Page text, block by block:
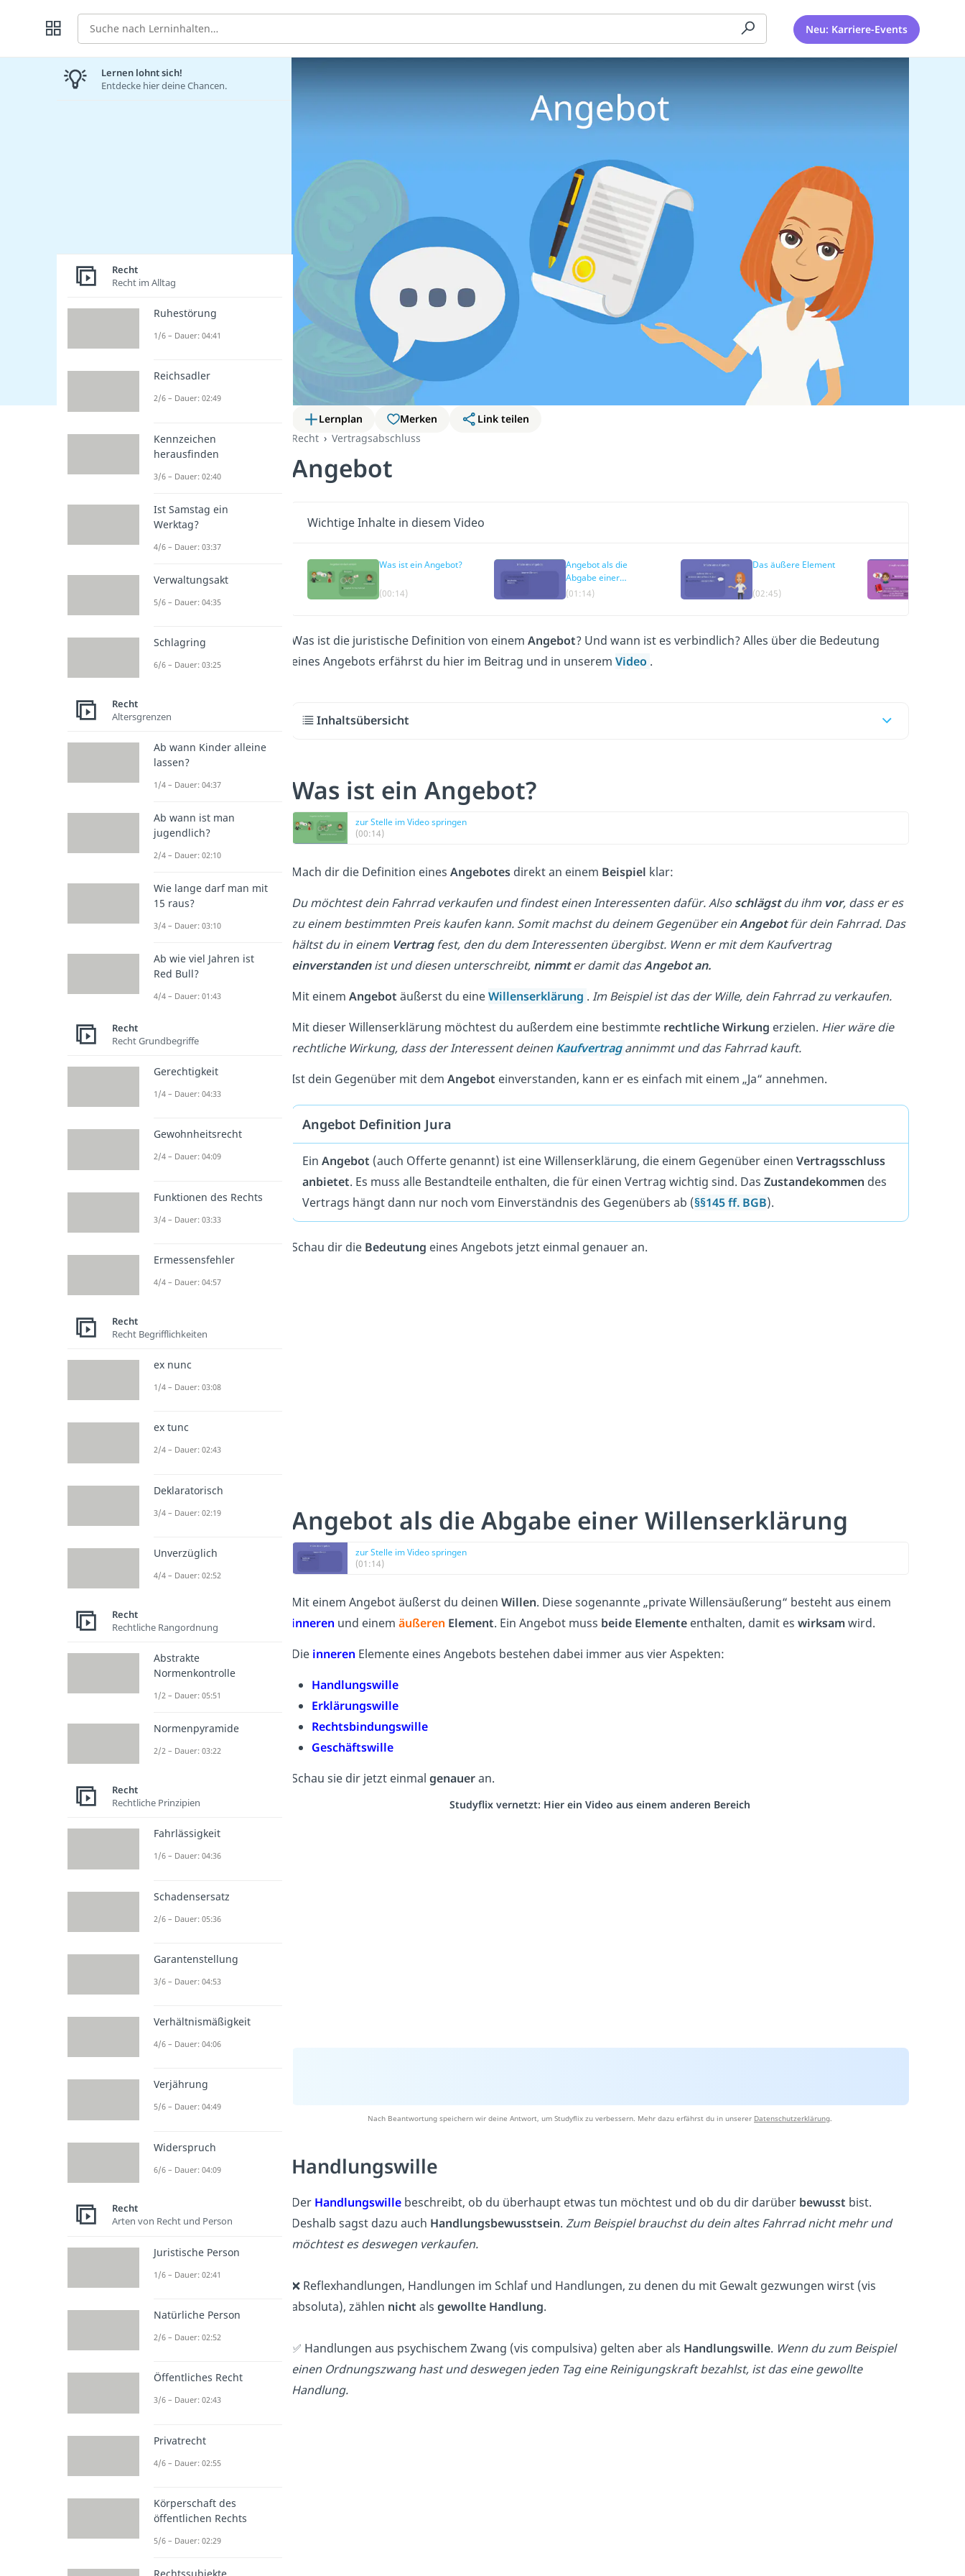
Suche Neu: Karriere-Events
Lernplan Merken
Link teilen
Recht
Vertragsabschluss
Angebot
Wichtige Inhalte in diesem Video
Was ist ein Angebot?
(00:14)
Angebot als die
Abgabe einer
Willenserklärung
(01:14)
Das äußere Element
(02:45)
Was ist die juristische Definition von einem Angebot? Und wann ist es verbindlich? Alles über die Bedeutung
eines Angebots erfährst du hier im Beitrag und in unserem Video .
Inhaltsübersicht
Was ist ein Angebot?
zur Stelle im Video springen
(00:14)
Mach dir die Definition eines Angebotesdirekt an einem Beispiel klar:
Du möchtest dein Fahrrad verkaufen und findest einen Interessenten dafür. Also schlägstdu ihm vor, dass er es
zu einem bestimmten Preis kaufen kann. Somit machst du deinem Gegenüber einAngebotfür dein Fahrrad. Das
hältst du in einem Vertragfest, den du dem Interessenten übergibst. Wenn er mit dem Kaufvertrag
einverstandenist und diesen unterschreibt, nimmter damit dasAngebot an.
Mit einem Angebot äußerst du eineWillenserklärung . Im Beispiel ist das der Wille, dein Fahrrad zu verkaufen.
Mit dieser Willenserklärung möchtest du außerdem eine bestimmterechtliche Wirkung erzielen. Hier wäre die
rechtliche Wirkung, dass der Interessent deinen Kaufvertragannimmt und das Fahrrad kauft.
Ist dein Gegenüber mit dem Angebot einverstanden, kann er es einfach mit einem „Ja“ annehmen.
Angebot Definition Jura
Ein Angebot (auch Offerte genannt) ist eine Willenserklärung, die einem Gegenüber einen Vertragsschluss
anbietet. Es muss alle Bestandteile enthalten, die für einen Vertrag wichtig sind. Das Zustandekommen des
Vertrags hängt dann nur noch vom Einverständnis des Gegenübers ab (§§145 ff. BGB).
Schau dir die Bedeutung eines Angebots jetzt einmal genauer an.
Angebot als die Abgabe einer Willenserklärung
zur Stelle im Video springen
(01:14)
Mit einem Angebot äußerst du deinen Willen. Diese sogenannte „private Willensäußerung“ besteht aus einem
inneren und einem äußeren Element. Ein Angebot muss beide Elementeenthalten, damit es wirksamwird.
Die inneren Elemente eines Angebots bestehen dabei immer aus vier Aspekten:
Handlungswille
Erklärungswille
Rechtsbindungswille
Geschäftswille
Schau sie dir jetzt einmal genaueran.
Studyflix vernetzt: Hier ein Video aus einem anderen Bereich
Nach Beantwortung speichern wir deine Antwort, um Studyflix zu verbessern. Mehr dazu erfährst du in unserer Datenschutzerklärung.
Handlungswille
Der Handlungswille beschreibt, ob du überhaupt etwas tun möchtest und ob du dir darüber bewusst bist.
Deshalb sagst dazu auch Handlungsbewusstsein. Zum Beispiel brauchst du dein altes Fahrrad nicht mehr und
möchtest es deswegen verkaufen.
❌ Reflexhandlungen, Handlungen im Schlaf und Handlungen, zu denen du mit Gewalt gezwungen wirst (vis
absoluta), zählen nicht als gewollte Handlung.
✅ Handlungen aus psychischem Zwang (vis compulsiva) gelten aber als Handlungswille. Wenn du zum Beispiel
einen Ordnungszwang hast und deswegen jeden Tag eine Reinigungskraft bezahlst, ist das eine gewollte
Handlung.
Lernen lohnt sich!
Entdecke hier deine Chancen.
Recht
Recht im Alltag
Ruhestörung
1/6 – Dauer: 04:41
Reichsadler
2/6 – Dauer: 02:49
Kennzeichen
herausfinden
3/6 – Dauer: 02:40
Ist Samstag ein
Werktag?
4/6 – Dauer: 03:37
Verwaltungsakt
5/6 – Dauer: 04:35
Schlagring
6/6 – Dauer: 03:25
Recht
Altersgrenzen
Ab wann Kinder alleine
lassen?
1/4 – Dauer: 04:37
Ab wann ist man
jugendlich?
2/4 – Dauer: 02:10
Wie lange darf man mit
15 raus?
3/4 – Dauer: 03:10
Ab wie viel Jahren ist
Red Bull?
4/4 – Dauer: 01:43
Recht
Recht Grundbegriffe
Gerechtigkeit
1/4 – Dauer: 04:33
Gewohnheitsrecht
2/4 – Dauer: 04:09
Funktionen des Rechts
3/4 – Dauer: 03:33
Ermessensfehler
4/4 – Dauer: 04:57
Recht
Recht Begrifflichkeiten
ex nunc
1/4 – Dauer: 03:08
ex tunc
2/4 – Dauer: 02:43
Deklaratorisch
3/4 – Dauer: 02:19
Unverzüglich
4/4 – Dauer: 02:52
Recht
Rechtliche Rangordnung
Abstrakte
Normenkontrolle
1/2 – Dauer: 05:51
Normenpyramide
2/2 – Dauer: 03:22
Recht
Rechtliche Prinzipien
Fahrlässigkeit
1/6 – Dauer: 04:36
Schadensersatz
2/6 – Dauer: 05:36
Garantenstellung
3/6 – Dauer: 04:53
Verhältnismäßigkeit
4/6 – Dauer: 04:06
Verjährung
5/6 – Dauer: 04:49
Widerspruch
6/6 – Dauer: 04:09
Recht
Arten von Recht und Person
Juristische Person
1/6 – Dauer: 02:41
Natürliche Person
2/6 – Dauer: 02:52
Öffentliches Recht
3/6 – Dauer: 02:43
Privatrecht
4/6 – Dauer: 02:55
Körperschaft des
öffentlichen Rechts
5/6 – Dauer: 02:29